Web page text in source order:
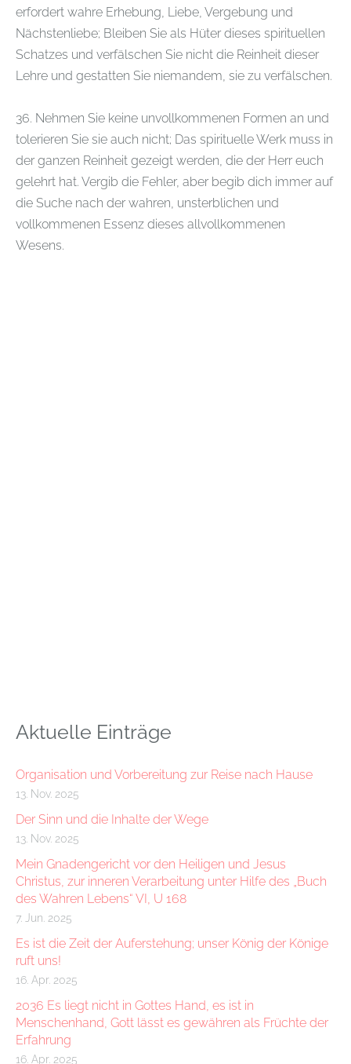
Aktuelle Einträge
Organisation und Vorbereitung zur Reise nach Hause
13. Nov. 2025
Der Sinn und die Inhalte der Wege
13. Nov. 2025
Mein Gnadengericht vor den Heiligen und Jesus
Christus, zur inneren Verarbeitung unter Hilfe des „Buch
des Wahren Lebens“ VI, U 168
7. Jun. 2025
Es ist die Zeit der Auferstehung; unser König der Könige
ruft uns!
16. Apr. 2025
2036 Es liegt nicht in Gottes Hand, es ist in
Menschenhand, Gott lässt es gewähren als Früchte der
Erfahrung
16. Apr. 2025
erfordert wahre Erhebung, Liebe, Vergebung und
Nächstenliebe; Bleiben Sie als Hüter dieses spirituellen
Schatzes und verfälschen Sie nicht die Reinheit dieser
Lehre und gestatten Sie niemandem, sie zu verfälschen.
36. Nehmen Sie keine unvollkommenen Formen an und
tolerieren Sie sie auch nicht; Das spirituelle Werk muss in
der ganzen Reinheit gezeigt werden, die der Herr euch
gelehrt hat. Vergib die Fehler, aber begib dich immer auf
die Suche nach der wahren, unsterblichen und
vollkommenen Essenz dieses allvollkommenen
Wesens.